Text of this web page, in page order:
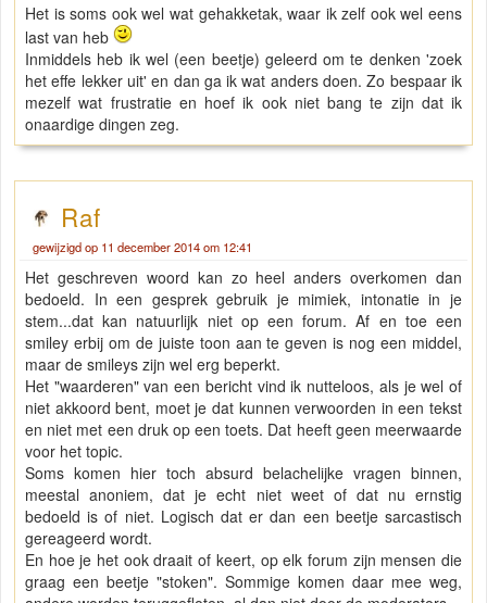
Het is soms ook wel wat gehakketak, waar ik zelf ook wel eens
last van heb
Inmiddels heb ik wel (een beetje) geleerd om te denken 'zoek
het effe lekker uit' en dan ga ik wat anders doen. Zo bespaar ik
mezelf wat frustratie en hoef ik ook niet bang te zijn dat ik
onaardige dingen zeg.
Raf
gewijzigd op 11 december 2014 om 12:41
Het geschreven woord kan zo heel anders overkomen dan
bedoeld. In een gesprek gebruik je mimiek, intonatie in je
stem...dat kan natuurlijk niet op een forum. Af en toe een
smiley erbij om de juiste toon aan te geven is nog een middel,
maar de smileys zijn wel erg beperkt.
Het "waarderen" van een bericht vind ik nutteloos, als je wel of
niet akkoord bent, moet je dat kunnen verwoorden in een tekst
en niet met een druk op een toets. Dat heeft geen meerwaarde
voor het topic.
Soms komen hier toch absurd belachelijke vragen binnen,
meestal anoniem, dat je echt niet weet of dat nu ernstig
bedoeld is of niet. Logisch dat er dan een beetje sarcastisch
gereageerd wordt.
En hoe je het ook draait of keert, op elk forum zijn mensen die
graag een beetje "stoken". Sommige komen daar mee weg,